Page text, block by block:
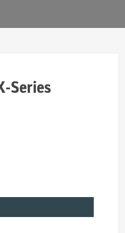
Series